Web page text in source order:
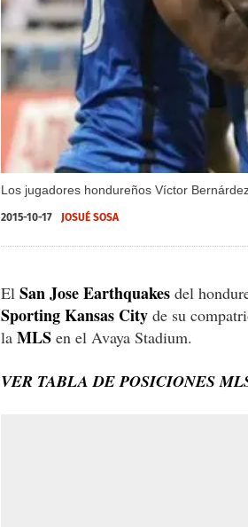
Los jugadores hondureños Víctor
2015-10-17 JOSUÉ SOSA
El San Jose Earthquakes del
Sporting Kansas City de su
la MLS en el Avaya Stadium.
VER TABLA DE POSICIONES